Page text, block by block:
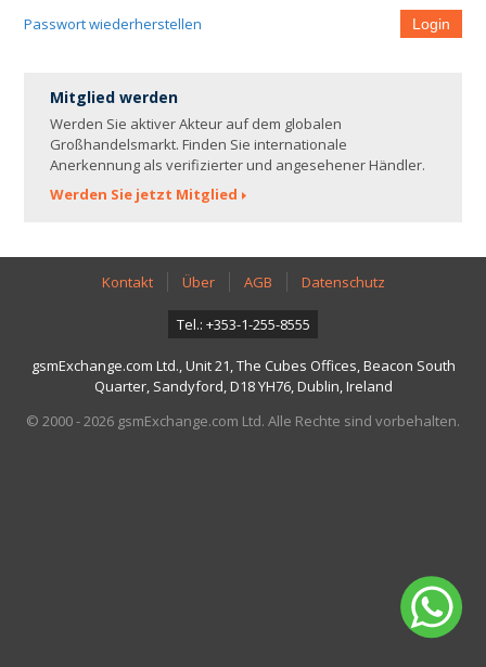
Passwort wiederherstellen Login
Mitglied werden
Werden Sie aktiver Akteur auf dem globalen
Großhandelsmarkt. Finden Sie internationale
Anerkennung als verifizierter und angesehener Händler.
Werden Sie jetzt Mitglied
Kontakt Über AGB Datenschutz
Tel.: +353-1-255-8555
gsmExchange.com Ltd., Unit 21, The Cubes Offices, Beacon South
Quarter, Sandyford, D18 YH76, Dublin, Ireland
© 2000 - 2026 gsmExchange.com Ltd. Alle Rechte sind vorbehalten.